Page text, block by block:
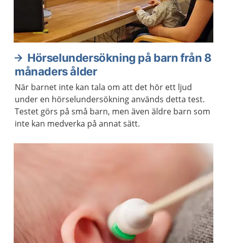
Hörselundersökning på barn från 8
månaders ålder
När barnet inte kan tala om att det hör ett ljud
under en hörselundersökning används detta test.
Testet görs på små barn, men även äldre barn som
inte kan medverka på annat sätt.